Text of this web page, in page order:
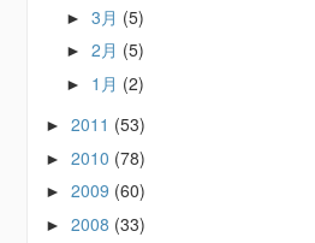
►3月 (5)
►2月 (5)
► 1月 (2)
►2011 (53)
►2010 (78)
►2009 (60)
►2008 (33)